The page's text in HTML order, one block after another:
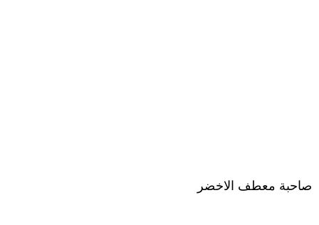
صاحبة معطف الاخضر